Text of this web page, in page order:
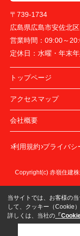
〒739-1734
広島県広島市安佐北
営業時間： 09:00～
定休日： 水曜・年末
トップページ
アクセスマップ
会社概要
利用規約 プライバシ
Copyright(c) 赤嶺住建
当サイトでは、お客様の
して、クッキー（Cookie
詳しくは、当社の 「